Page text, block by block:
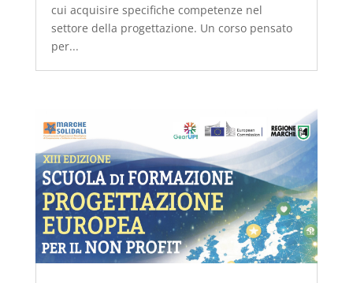
cui acquisire specifiche competenze nel
settore della progettazione. Un corso pensato
per...